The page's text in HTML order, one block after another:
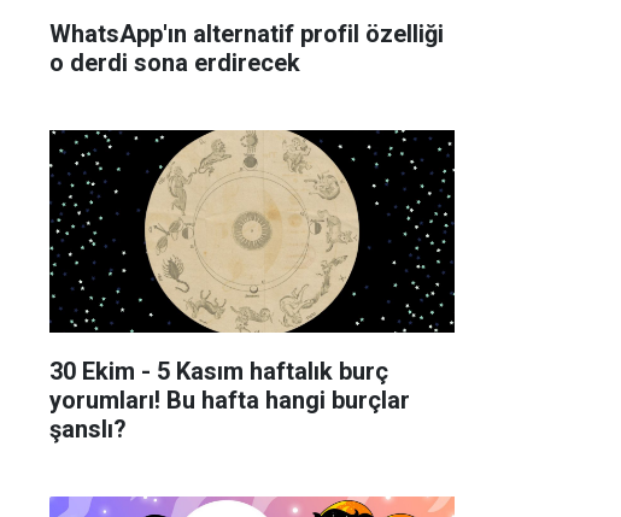
WhatsApp'ın alternatif profil özelliği
o derdi sona erdirecek
30 Ekim - 5 Kasım haftalık burç
yorumları! Bu hafta hangi burçlar
şanslı?